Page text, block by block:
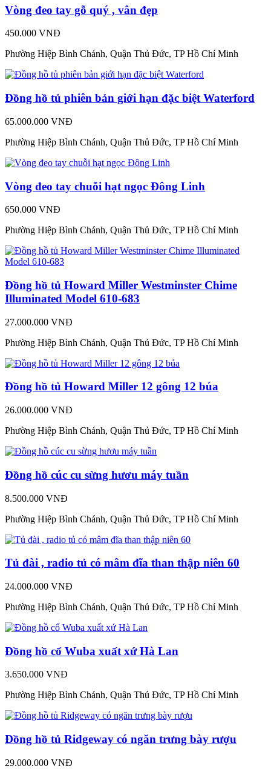
Vòng đeo tay gỗ quý , vân đẹp
450.000 VNĐ
Phường Hiệp Bình Chánh, Quận Thủ Đức, TP Hồ Chí Minh
Đồng hồ tủ phiên bản giới hạn đặc biệt Waterford
65.000.000 VNĐ
Phường Hiệp Bình Chánh, Quận Thủ Đức, TP Hồ Chí Minh
Vòng đeo tay chuỗi hạt ngọc Đông Linh
650.000 VNĐ
Phường Hiệp Bình Chánh, Quận Thủ Đức, TP Hồ Chí Minh
Đồng hồ tủ Howard Miller Westminster Chime
Illuminated Model 610-683
27.000.000 VNĐ
Phường Hiệp Bình Chánh, Quận Thủ Đức, TP Hồ Chí Minh
Đồng hồ tủ Howard Miller 12 gông 12 búa
26.000.000 VNĐ
Phường Hiệp Bình Chánh, Quận Thủ Đức, TP Hồ Chí Minh
Đồng hồ cúc cu sừng hươu máy tuần
8.500.000 VNĐ
Phường Hiệp Bình Chánh, Quận Thủ Đức, TP Hồ Chí Minh
Tủ đài , radio tủ có mâm đĩa than thập niên 60
24.000.000 VNĐ
Phường Hiệp Bình Chánh, Quận Thủ Đức, TP Hồ Chí Minh
Đồng hồ cổ Wuba xuất xứ Hà Lan
3.650.000 VNĐ
Phường Hiệp Bình Chánh, Quận Thủ Đức, TP Hồ Chí Minh
Đồng hồ tủ Ridgeway có ngăn trưng bày rượu
29.000.000 VNĐ